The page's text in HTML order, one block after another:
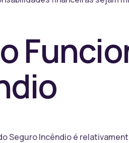
Seguro Incêndio é